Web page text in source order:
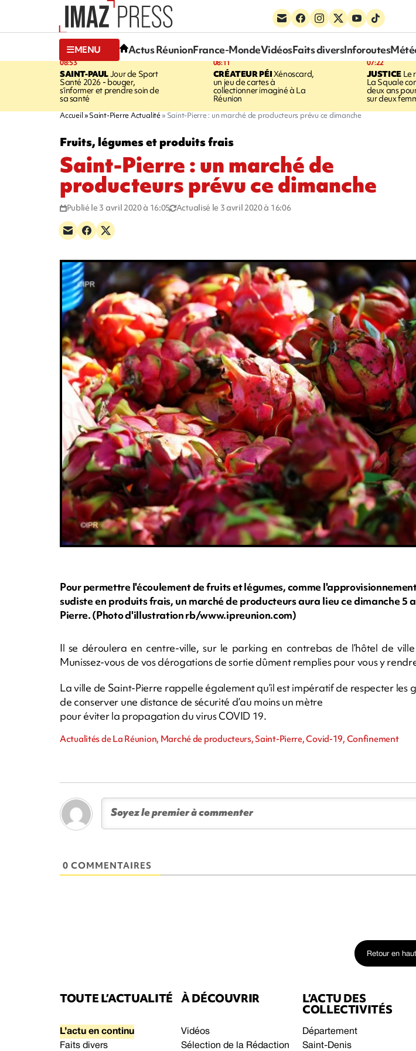
MENU Actus RéunionFrance-MondeVidéosFaits diversInforoutes
08:53
SAINT-PAULJour de Sport
Santé 2026 - bouger,
s’informer et prendre soin de
sa santé
08:11
CRÉATEUR PÉIXénoscard,
un jeu de cartes à
collectionner imaginé à La
Réunion
07:22
JUSTICELe
La Squale
deux ans
sur deux
Accueil Saint-Pierre Actualité Saint-Pierre : un marché de producteurs prévu ce dimanche
Fruits, légumes et produits frais
Saint-Pierre : un marché de
producteurs prévu ce dimanche
Publié le 3 avril 2020 à 16:05 Actualisé le 3 avril 2020 à 16:06
Pour permettre l'écoulement de fruits et légumes, comme
sudiste en produits frais, un marché de producteurs aura lieu ce dimanche 5
Pierre. (Photo d'illustration rb/www.ipreunion.com)
Il se déroulera en centre-ville, sur le parking en contrebas de l’hôtel de
Munissez-vous de vos dérogations de sortie dûment remplies pour vous y
La ville de Saint-Pierre rappelle également qu’il est impératif de respecter les
de conserver une distance de sécurité d’au moins un mètre
pour éviter la propagation du virus COVID 19.
Actualités de La Réunion, Marché de producteurs, Saint-Pierre, Covid-19, Confinement
0 COMMENTAIRES
Retour en haut
TOUTE L’ACTUALITÉ
L’actu en continu
Faits divers
À DÉCOUVRIR
Vidéos
Sélection de la Rédaction
L’ACTU DES
COLLECTIVITÉS
Département
Saint-Denis